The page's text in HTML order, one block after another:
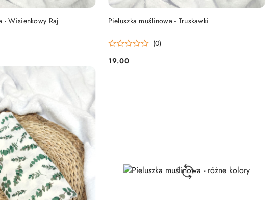
- Wisienkowy Raj
DO KOSZYKA Pieluszka muślinowa - Truskawki
(0)
Cena:
19.00
DO KOSZYKA